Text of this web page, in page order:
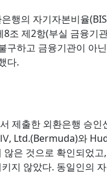
행의 자기자본비율
조 제2항(부실 금융기
구하고 금융기관이 아
다.
제출한 외환은행 승
Ltd.(Bermuda)와
않은 것으로 확인되었
지 않았다. 동일인의